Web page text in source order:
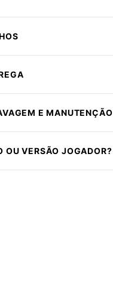
E MANUTENÇÃO
OU VERSÃO JOGADOR?